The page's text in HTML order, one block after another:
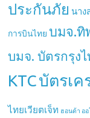
ประกันภัย นาง
การบินไทย บมจ.ทิ
บมจ. บัตรกรุง
KTCบัตรเค
ไทยเวียตเจ็ท ฮอนด้า อ